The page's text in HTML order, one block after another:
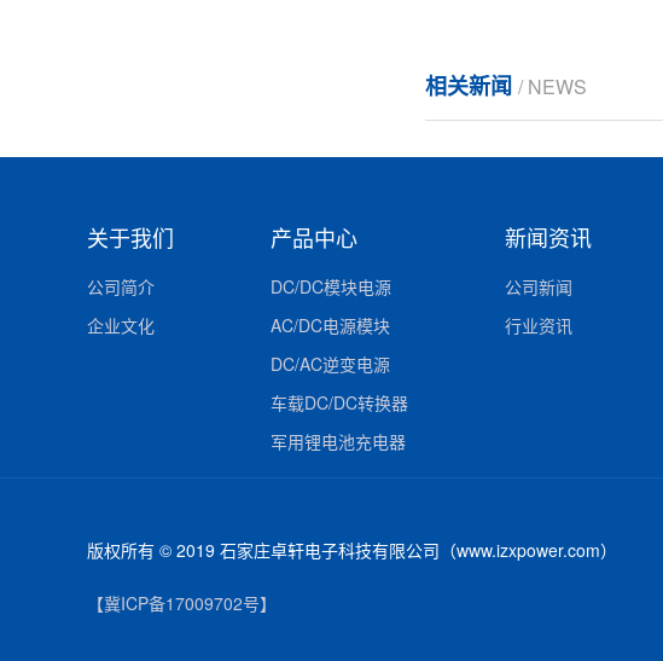
相关新闻 / NEWS
关于我们
公司简介
企业文化
产品中心
DC/DC模块电源
AC/DC电源模块
DC/AC逆变电源
车载DC/DC转换器
军用锂电池充电器
新闻资讯
公司新闻
行业资讯
版权所有 © 2019 石家庄卓轩电子科技有限公司（www.izxpower.com）
【冀ICP备17009702号】